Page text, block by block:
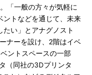
「一般の方々が気軽に
ントなどを通じて、未来
い」とアナグノスト
ナーを設け、2階はイベ
ントスペースの一部
（同社の3Dプリンタ